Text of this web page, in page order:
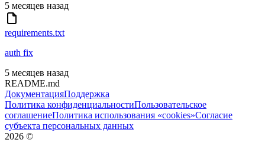
5 месяцев назад
requirements.txt
auth fix
5 месяцев назад
README.md
ДокументацияПоддержка
Политика конфиденциальностиПользовательское
соглашениеПолитика использования «cookies»Согласие
субъекта персональных данных
2026 ©